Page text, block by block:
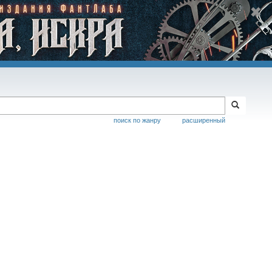
расширенный
поиск по жанру